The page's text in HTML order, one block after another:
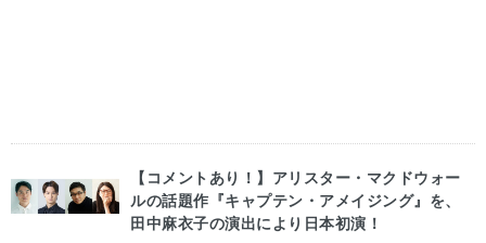
【コメントあり！】アリスター・マクドウォー
ルの話題作『キャプテン・アメイジング』を、
田中麻衣子の演出により日本初演！